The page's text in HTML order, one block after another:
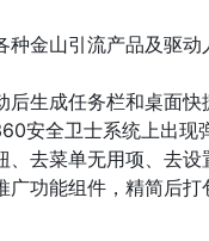
种金山引流产品及驱动
后生成任务栏和桌面快
安全卫士系统上出现
、去菜单无用项、去设
广功能组件，精简后